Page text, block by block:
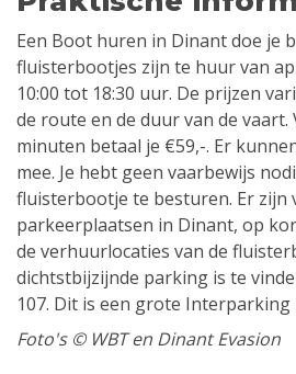
Een Boot huren in Dinant doe je
fluisterbootjes zijn te huur van
10:00 tot 18:30 uur. De prijzen
de route en de duur van de
minuten betaal je €59,-. Er
mee. Je hebt geen vaarbewijs
fluisterbootje te besturen. Er zijn
parkeerplaatsen in Dinant, op
de verhuurlocaties van de
dichtstbijzijnde parking is te
107. Dit is een grote Interparking
Foto's © WBT en Dinant Evasion